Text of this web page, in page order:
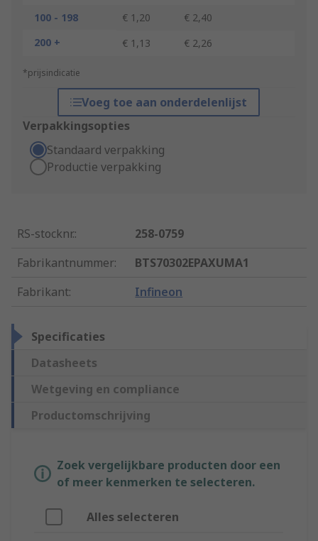
100 - 198
€ 1,20
€ 2,40
200 +
€ 1,13 € 2,26
*prijsindicatie
Voeg toe aan onderdelenlijst
Verpakkingsopties
Standaard verpakking
Productie verpakking
RS-stocknr.:
258-0759
Fabrikantnummer:
BTS70302EPAXUMA1
Fabrikant: Infineon
Specificaties
Datasheets
Wetgeving en compliance
Productomschrijving
Zoek vergelijkbare producten door een
of meer kenmerken te selecteren.
Alles selecteren